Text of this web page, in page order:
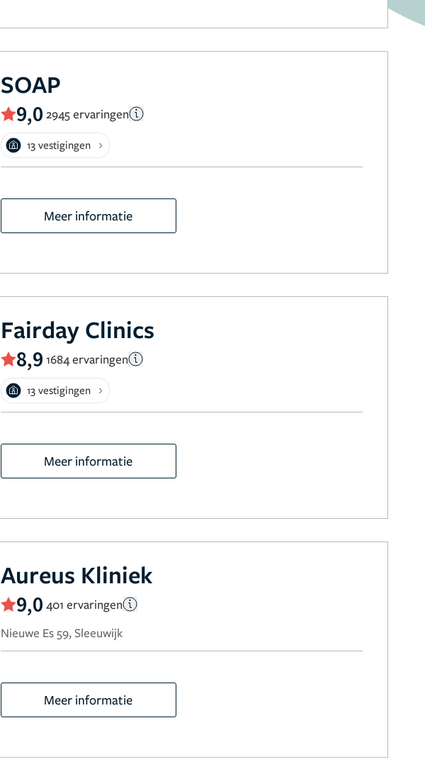
SOAP
9,0 2945 ervaringen
13 vestigingen
Meer informatie
Fairday Clinics
8,9 1684 ervaringen
13 vestigingen
Meer informatie
Aureus Kliniek
9,0 401 ervaringen
Nieuwe Es 59, Sleeuwijk
Meer informatie